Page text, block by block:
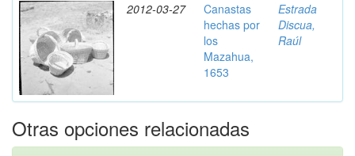
2012-03-27
Canastas
hechas por
los
Mazahua,
1653
Estrada
Discua,
Raúl
Otras opciones relacionadas